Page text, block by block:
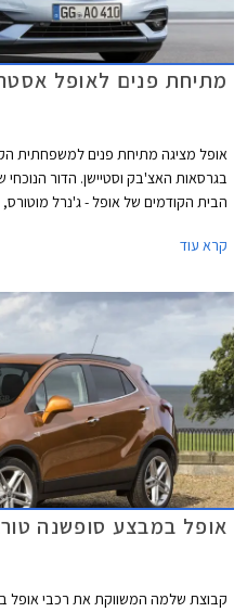
מתיחת פנים לאופל אסטרה
אופל מציגה מתיחת פנים למשפחתית
בגרסאות האצ'בק וסטיישן. הדור
הבית הקודמים של אופל - ג'נרל
קרא עוד
אופל במבצע סופשנה
קבוצת שלמה המשווקת את רכבי אופל